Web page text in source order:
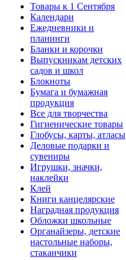
Товары к 1 Сентября
Календари
Ежедневники и
планинги
Бланки и корочки
Выпускникам детских
садов и школ
Блокноты
Бумага и бумажная
продукция
Все для творчества
Гигиенические товары
Глобусы, карты, атласы
Деловые подарки и
сувениры
Игрушки, значки,
наклейки
Клей
Книги канцелярские
Наградная продукция
Обложки школьные
Органайзеры, детские
настольные наборы,
стаканчики